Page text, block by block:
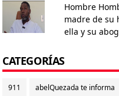
Hombre
madre de su
ella y su
CATEGORÍAS
911 abelQuezada te informa